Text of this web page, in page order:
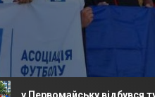
відбувся турнір з